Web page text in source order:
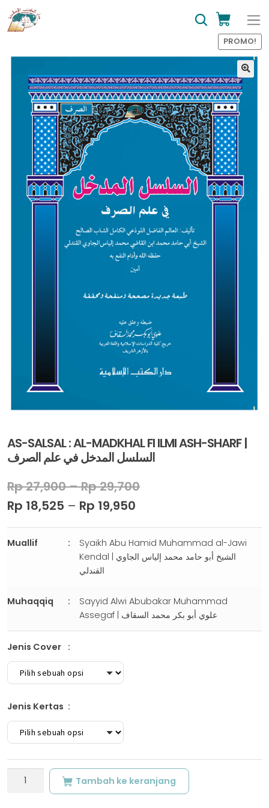
PROMO!
AS-SALSAL : AL-MADKHAL FI ILMI ASH-SHARF |
ﺍﻟﺴﻠﺴﻞ ﺍﻟﻤﺪﺧﻞ ﻓﻲ ﻋﻠﻢ ﺍﻟﺼﺮﻑ
Rp27,900–Rp29,700
Rp 18,525 – Rp 19,950
Muallif
Syaikh Abu Hamid Muhammad al-Jawi
Kendal | ﺍﻟﺸﻴﺦ ﺃﺑو ﺣﺎﻣﺪ ﻣﺤﻤﺪ ﺇﻟﻴﺎﺱ ﺍﻟﺠﺎﻭﻱ
ﺍﻟﻘﻨﺪﻟﻲ
Muhaqqiq
Sayyid Alwi Abubakar Muhammad
Assegaf | علوي أبو بكر محمد السقاف
Jenis Cover
Jenis Kertas
Kuantitas
Tambah ke keranjang